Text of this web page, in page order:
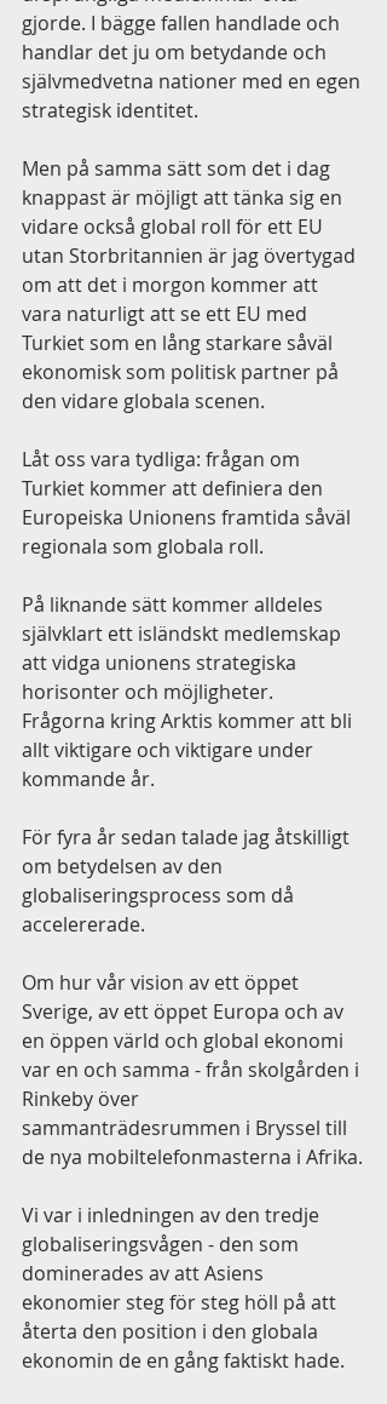
gjorde. I bägge fallen handlade och
handlar det ju om betydande och
självmedvetna nationer med en egen
strategisk identitet.
Men på samma sätt som det i dag
knappast är möjligt att tänka sig en
vidare också global roll för ett EU
utan Storbritannien är jag övertygad
om att det i morgon kommer att
vara naturligt att se ett EU med
Turkiet som en lång starkare såväl
ekonomisk som politisk partner på
den vidare globala scenen.
Låt oss vara tydliga: frågan om
Turkiet kommer att definiera den
Europeiska Unionens framtida såväl
regionala som globala roll.
På liknande sätt kommer alldeles
självklart ett isländskt medlemskap
att vidga unionens strategiska
horisonter och möjligheter.
Frågorna kring Arktis kommer att bli
allt viktigare och viktigare under
kommande år.
För fyra år sedan talade jag åtskilligt
om betydelsen av den
globaliseringsprocess som då
accelererade.
Om hur vår vision av ett öppet
Sverige, av ett öppet Europa och av
en öppen värld och global ekonomi
var en och samma - från skolgården i
Rinkeby över
sammanträdesrummen i Bryssel till
de nya mobiltelefonmasterna i Afrika.
Vi var i inledningen av den tredje
globaliseringsvågen - den som
dominerades av att Asiens
ekonomier steg för steg höll på att
återta den position i den globala
ekonomin de en gång faktiskt hade.